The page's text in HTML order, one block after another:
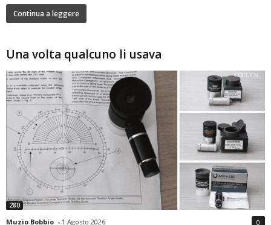
Continua a leggere
Una volta qualcuno li usava
280
Muzio Bobbio - 1 Agosto 2026 0